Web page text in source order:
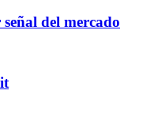
del mercado